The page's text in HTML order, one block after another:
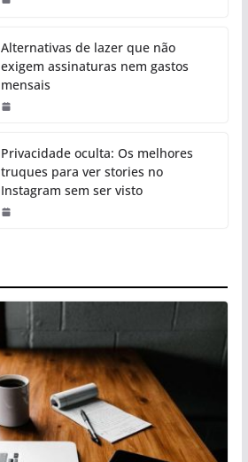
Alternativas de lazer que não
exigem assinaturas nem gastos
mensais
Privacidade oculta: Os melhores
truques para ver stories no
Instagram sem ser visto